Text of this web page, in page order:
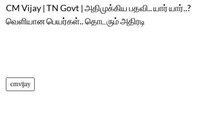
CM Vijay | TN Govt | அதிமுக்கிய பதவி.. யார் யார்..?
வெளியான பெயர்கள்.. தொடரும் அதிரடி
cmvijay